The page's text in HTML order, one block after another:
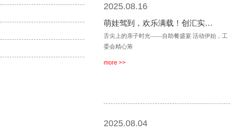
2025.08.16
萌娃驾到，欢乐满载！创汇实…
舌尖上的亲子时光——自助餐盛宴 活动伊始，工
委会精心筹
more >>
2025.08.04